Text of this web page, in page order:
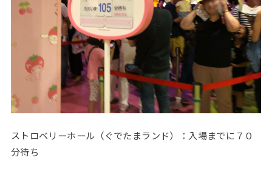
ストロベリーホール（ぐでたまランド）：入場までに７０
分待ち